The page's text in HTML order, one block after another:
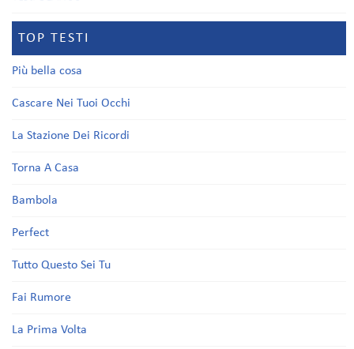
TOP TESTI
Più bella cosa
Cascare Nei Tuoi Occhi
La Stazione Dei Ricordi
Torna A Casa
Bambola
Perfect
Tutto Questo Sei Tu
Fai Rumore
La Prima Volta